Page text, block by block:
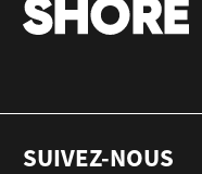
SUIVEZ-NOUS